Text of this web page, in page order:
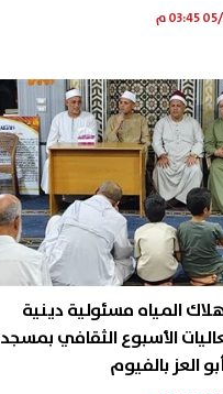
المياه مسئولية دينية
الأسبوع الثقافي بمسجد
العز بالفيوم